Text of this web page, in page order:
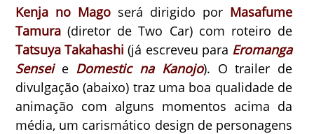
Kenja no Mago será dirigido por Masafume
Tamura (diretor de Two Car) com roteiro de
Tatsuya Takahashi (já escreveu para Eromanga
Senseie Domestic na Kanojo). O trailer de
divulgação (abaixo) traz uma boa qualidade de
animação com alguns momentos acima da
média, um carismático design de personagens